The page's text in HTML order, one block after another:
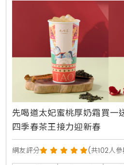
先喝道太妃蜜桃厚奶霜買一
四季春茶王接力迎新春
網友評分 (共102人